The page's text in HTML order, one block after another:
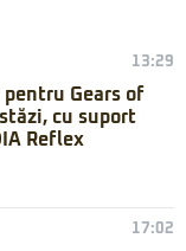
13:29
pentru Gears of
cu suport
Reflex
17:02